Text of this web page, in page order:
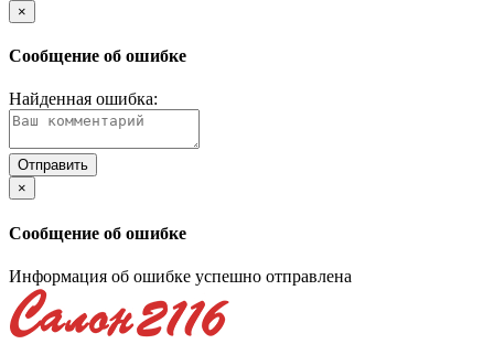
×
Сообщение об ошибке
Найденная ошибка:
×
Сообщение об ошибке
Информация об ошибке успешно отправлена